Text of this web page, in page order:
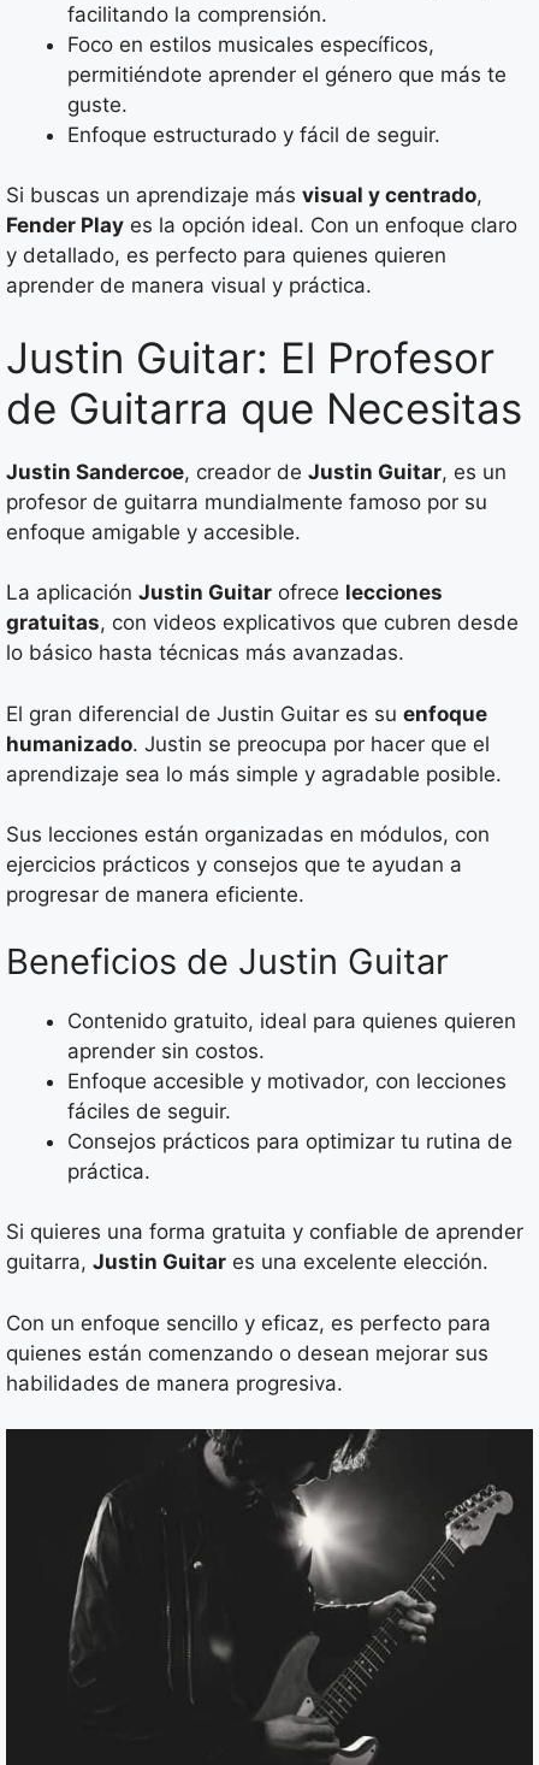
facilitando la comprensión.
Foco en estilos musicales específicos,
permitiéndote aprender el género que más te
guste.
Enfoque estructurado y fácil de seguir.
Si buscas un aprendizaje más visual y centrado,
Fender Play es la opción ideal. Con un enfoque claro
y detallado, es perfecto para quienes quieren
aprender de manera visual y práctica.
Justin Guitar: El Profesor
de Guitarra que Necesitas
Justin Sandercoe, creador de Justin Guitar, es un
profesor de guitarra mundialmente famoso por su
enfoque amigable y accesible.
La aplicación Justin Guitar ofrece lecciones
gratuitas, con videos explicativos que cubren desde
lo básico hasta técnicas más avanzadas.
El gran diferencial de Justin Guitar es su enfoque
humanizado. Justin se preocupa por hacer que el
aprendizaje sea lo más simple y agradable posible.
Sus lecciones están organizadas en módulos, con
ejercicios prácticos y consejos que te ayudan a
progresar de manera eficiente.
Beneficios de Justin Guitar
Contenido gratuito, ideal para quienes quieren
aprender sin costos.
Enfoque accesible y motivador, con lecciones
fáciles de seguir.
Consejos prácticos para optimizar tu rutina de
práctica.
Si quieres una forma gratuita y confiable de aprender
guitarra, Justin Guitar es una excelente elección.
Con un enfoque sencillo y eficaz, es perfecto para
quienes están comenzando o desean mejorar sus
habilidades de manera progresiva.